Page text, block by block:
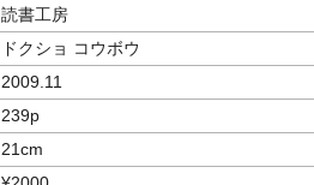
読書工房
ドクショ コウボウ
2009.11
239p
21cm